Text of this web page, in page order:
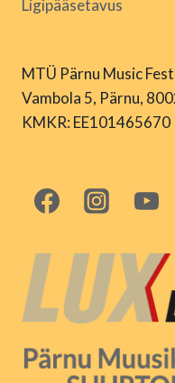
Ligipääsetavus
MTÜ Pärnu Music
Vambola 5, Pärnu,
KMKR: EE101465670